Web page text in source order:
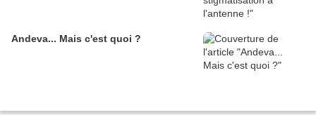
Andeva... Mais c'est quoi ?